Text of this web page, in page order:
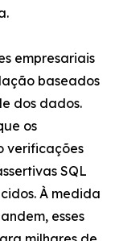
empresariais
baseados
dos dados.
os
verificações
SQL
À medida
esses